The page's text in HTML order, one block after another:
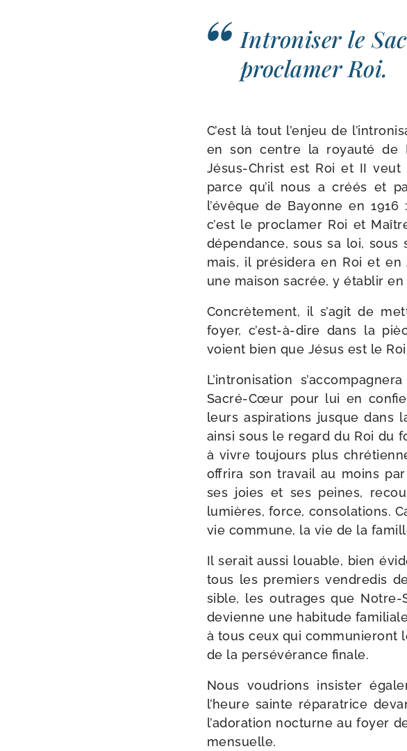
Introniser le
pro­cla­mer Roi.
C’est là tout l’enjeu de
en son centre la royau­té de
Jésus-​Christ est Roi et II
parce qu’il nous a créés et
l’évêque de Bayonne en
c’est le pro­cla­mer Roi et
dépen­dance, sous sa loi,
mais, il pré­si­de­ra en Roi et
une mai­son sacrée, y éta­blir
Concrètement, il s’agit de
foyer, c’est-à-dire dans la
voient bien que Jésus est le
L’intronisation
Sacré-​Cœur pour lui en
leurs aspi­ra­tions jusque dans
ain­si sous le regard du Roi du
à vivre tou­jours plus
offri­ra son tra­vail au moins
ses joies et ses peines,
lumières, force, conso­la­tions.
vie com­mune, la vie de la
Il serait aus­si louable, bien
tous les pre­miers ven­dre­dis
sible, les outrages que
devienne une habi­tude
à tous ceux qui com­mu­nie­ront
de la per­sé­vé­rance finale.
Nous vou­drions insis­ter
l’heure sainte répa­ra­trice
l’adoration noc­turne au foyer
mensuelle.